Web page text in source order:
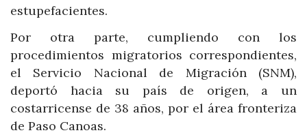
estupefacientes.
Por otra parte, cumpliendo con los
procedimientos migratorios correspondientes,
el Servicio Nacional de Migración (SNM),
deportó hacia su país de origen, a un
costarricense de 38 años, por el área fronteriza
de Paso Canoas.